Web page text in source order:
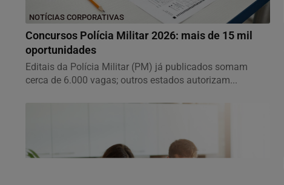
NOTÍCIAS CORPORATIVAS
Concursos Polícia Militar 2026: mais de 15 mil
oportunidades
Editais da Polícia Militar (PM) já publicados somam
cerca de 6.000 vagas; outros estados autorizam...